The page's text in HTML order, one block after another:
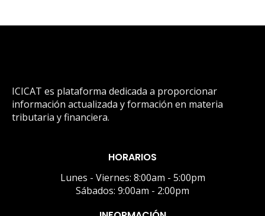
ICICAT es plataforma dedicada a proporcionar
información actualizada y formación en materia
tributaria y financiera.
HORARIOS
Lunes - Viernes: 8:00am - 5:00pm
Sábados: 9:00am - 2:00pm